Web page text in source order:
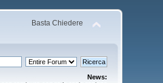
Basta Chiedere
News: